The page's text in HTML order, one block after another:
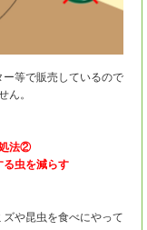
等で販売しているので
ん。
法②
る虫を減らす
や昆虫を食べにやって